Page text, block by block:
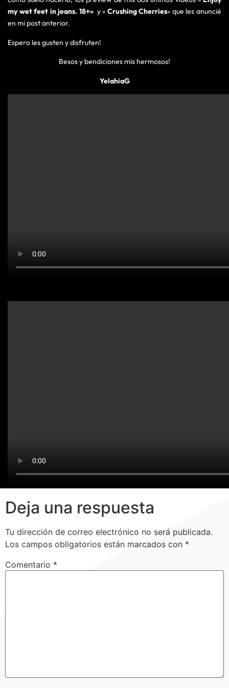
my wet feet in jeans. 18+» y « Crushing Cherries» que les anuncié
en mi post anterior.
Espero les gusten y disfruten!
Besos y bendiciones mis hermosos!
YelahiaG
Deja una respuesta
Tu dirección de correo electrónico no será publicada.
Los campos obligatorios están marcados con *
Comentario *